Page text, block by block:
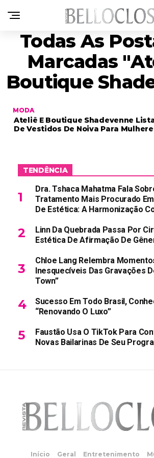
Todas As
Marcadas
Boutique
MODA
Ateliê E Boutique Shadevenne
De Vestidos De Noiva Para
TENDÊNCIA
Dra. Tshaca Mahatma Fala
Tratamento Mais Procurado
De Estética: A Harmonização
Linn Da Quebrada Passa Por
Estética De Afirmação De
Chloe Lang Relembra
Inesquecíveis Das Gravações
Town”
Sucesso Em Todo Brasil,
“Renovando O Luxo”
Faustão Usa O TikTok Para
Novas Bailarinas De Seu
Início Geral Entretenimento